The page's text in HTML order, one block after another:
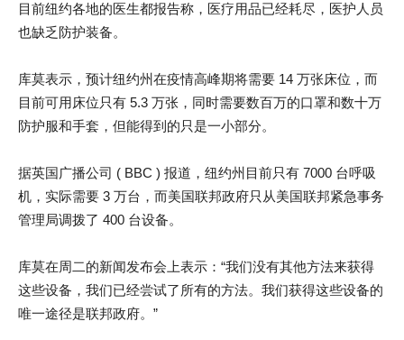
目前纽约各地的医生都报告称，医疗用品已经耗尽，医护人员
也缺乏防护装备。
库莫表示，预计纽约州在疫情高峰期将需要 14 万张床位，而
目前可用床位只有 5.3 万张，同时需要数百万的口罩和数十万
防护服和手套，但能得到的只是一小部分。
据英国广播公司 ( BBC ) 报道，纽约州目前只有 7000 台呼吸
机，实际需要 3 万台，而美国联邦政府只从美国联邦紧急事务
管理局调拨了 400 台设备。
库莫在周二的新闻发布会上表示：“我们没有其他方法来获得
这些设备，我们已经尝试了所有的方法。我们获得这些设备的
唯一途径是联邦政府。”